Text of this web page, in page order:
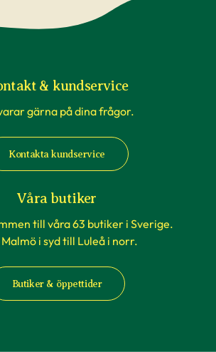
& kundservice
gärna på dina frågor.
Kontakta kundservice
Våra butiker
till våra 63 butiker i Sverige.
i syd till Luleå i norr.
Butiker & öppettider